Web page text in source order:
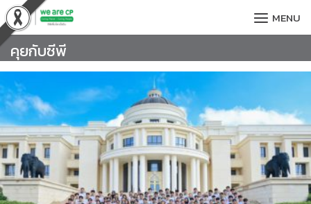
Skip
to
content
MENU
คุยกับซีพี